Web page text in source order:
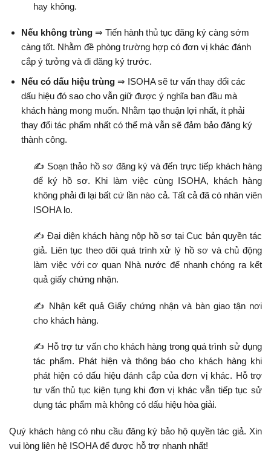
hay không.
Nếu không trùng⇒ Tiến hành thủ tục đăng ký càng sớm
càng tốt. Nhằm đề phòng trường hợp có đơn vị khác đánh
cắp ý tưởng và đi đăng ký trước.
Nếu có dấu hiệu trùng⇒ ISOHA sẽ tư vấn thay đổi các
dấu hiệu đó sao cho vẫn giữ được ý nghĩa ban đầu mà
khách hàng mong muốn. Nhằm tạo thuận lợi nhất, ít phải
thay đổi tác phẩm nhất có thể mà vẫn sẽ đảm bảo đăng ký
thành công.
✍ Soạn thảo hồ sơ đăng ký và đến trực tiếp khách hàng
để ký hồ sơ. Khi làm việc cùng ISOHA, khách hàng
không phải đi lại bất cứ lần nào cả. Tất cả đã có nhân viên
ISOHA lo.
✍ Đại diện khách hàng nộp hồ sơ tại Cục bản quyền tác
giả. Liên tục theo dõi quá trình xử lý hồ sơ và chủ động
làm việc với cơ quan Nhà nước để nhanh chóng ra kết
quả giấy chứng nhận.
✍ Nhận kết quả Giấy chứng nhận và bàn giao tận nơi
cho khách hàng.
✍ Hỗ trợ tư vấn cho khách hàng trong quá trình sử dụng
tác phẩm. Phát hiện và thông báo cho khách hàng khi
phát hiện có dấu hiệu đánh cắp của đơn vị khác. Hỗ trợ
tư vấn thủ tục kiện tụng khi đơn vị khác vẫn tiếp tục sử
dụng tác phẩm mà không có dấu hiệu hòa giải.
Quý khách hàng có nhu cầu đăng ký bảo hộ quyền tác giả. Xin
vui lòng liên hệ ISOHA để được hỗ trợ nhanh nhất!